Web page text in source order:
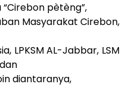
pètèng”,
Masyarakat Cirebon,
LPKSM AL-Jabbar, LSM
diantaranya,